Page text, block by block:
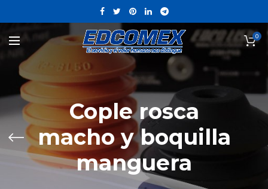
0
Cople rosca
macho y boquilla
manguera